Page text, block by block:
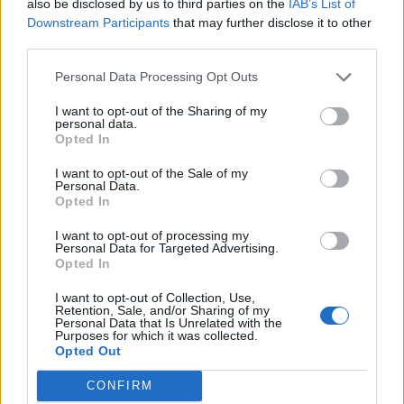
also be disclosed by us to third parties on the IAB’s List of
Downstream Participants that may further disclose it to other
Personal Data Processing Opt Outs
I want to opt-out of the Sharing of my
personal data.
Opted In
I want to opt-out of the Sale of my
Personal Data.
Opted In
I want to opt-out of processing my
Personal Data for Targeted Advertising.
Opted In
I want to opt-out of Collection, Use,
Retention, Sale, and/or Sharing of my
Personal Data that Is Unrelated with the
Purposes for which it was collected.
Opted Out
CONFIRM